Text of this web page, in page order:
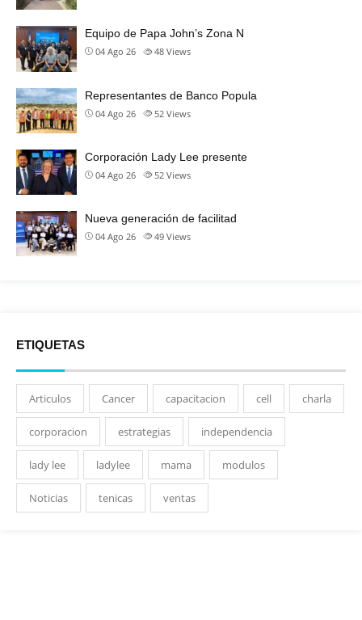
Equipo de Papa John’s Zona N
04 Ago 26 48 Views
Representantes de Banco Popula
04 Ago 26 52 Views
Corporación Lady Lee presente
04 Ago 26 52 Views
Nueva generación de facilitad
04 Ago 26 49 Views
ETIQUETAS
Articulos Cancer capacitacion cell charla
corporacion estrategias independencia
lady lee ladylee mama modulos
Noticias tenicas ventas